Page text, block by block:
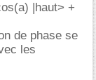
|haut> +
de phase se
les